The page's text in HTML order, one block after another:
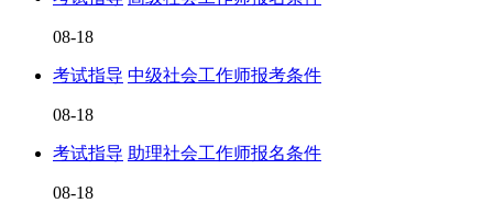
08-18
考试指导 中级社会工作师报考条件
08-18
考试指导 助理社会工作师报名条件
08-18